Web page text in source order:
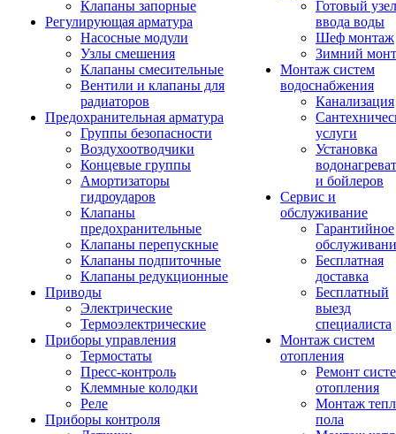
Клапаны запорные
Регулирующая арматура
Насосные модули
Узлы смешения
Клапаны смесительные
Вентили и клапаны для
радиаторов
Предохранительная арматура
Группы безопасности
Воздухоотводчики
Концевые группы
Амортизаторы
гидроударов
Клапаны
предохранительные
Клапаны перепускные
Клапаны подпиточные
Клапаны редукционные
Приводы
Электрические
Термоэлектрические
Приборы управления
Термостаты
Пресс-контроль
Клеммные колодки
Реле
Приборы контроля
Готовый узел
ввода воды
Шеф монтаж
Зимний
Монтаж систем
водоснабжения
Канализация
услуги
Установка
и бойлеров
Сервис и
обслуживание
Гарантийное
Бесплатная
доставка
Бесплатный
выезд
специалиста
Монтаж систем
отопления
Ремонт
отопления
Монтаж
пола